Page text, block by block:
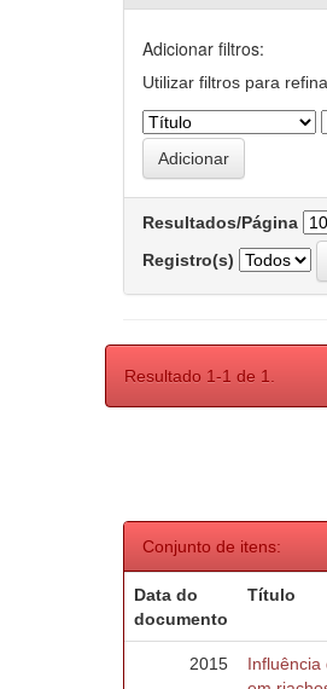
Adicionar filtros:
Utilizar filtros para
Resultados/Página
Registro(s)
Resultado 1-1 de 1.
Conjunto de itens:
Data do
documento
Título
2015
Influência